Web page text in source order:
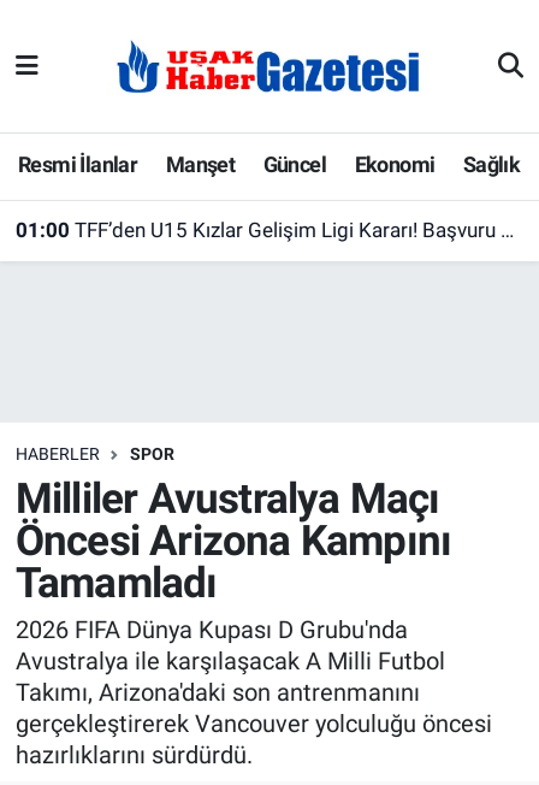
Resmi İlanlar Manşet Güncel Ekonomi Sağlık
01:00 TFF’den U15 Kızlar Gelişim Ligi Kararı! Başvuru Süresi Uzatıldı
HABERLER SPOR
Milliler Avustralya Maçı
Öncesi Arizona Kampını
Tamamladı
2026 FIFA Dünya Kupası D Grubu'nda
Avustralya ile karşılaşacak A Milli Futbol
Takımı, Arizona'daki son antrenmanını
gerçekleştirerek Vancouver yolculuğu öncesi
hazırlıklarını sürdürdü.
E-Gazete
Ekonomi
Köşe Yazarları
Kültür Sanat
Manşet
Resmi İlanlar
Sağlık
Son Dakika
Uşak Hava Durumu
Uşak Trafik Yoğunluk Haritası